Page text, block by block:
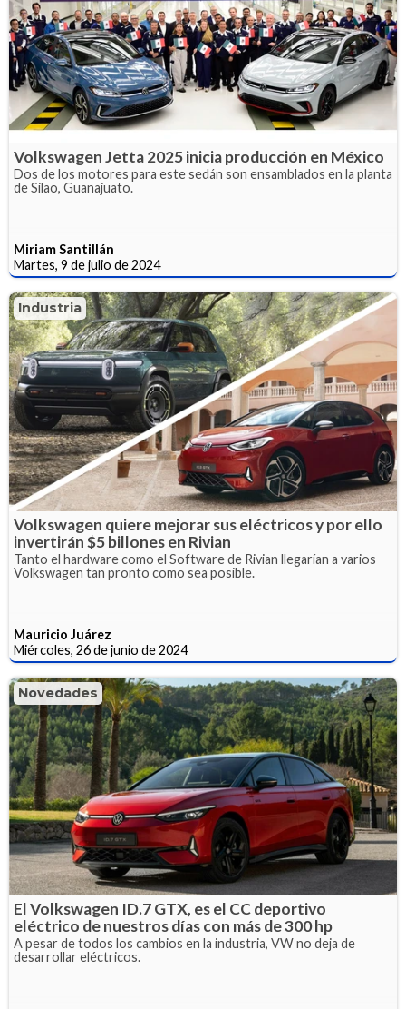
Volkswagen Jetta 2025 inicia producción en México
Dos de los motores para este sedán son ensamblados en la planta
de Silao, Guanajuato.
Miriam Santillán
Martes, 9 de julio de 2024
Industria
Volkswagen quiere mejorar sus eléctricos y por ello
invertirán $5 billones en Rivian
Tanto el hardware como el Software de Rivian llegarían a varios
Volkswagen tan pronto como sea posible.
Mauricio Juárez
Miércoles, 26 de junio de 2024
Novedades
El Volkswagen ID.7 GTX, es el CC deportivo
eléctrico de nuestros días con más de 300 hp
A pesar de todos los cambios en la industria, VW no deja de
desarrollar eléctricos.